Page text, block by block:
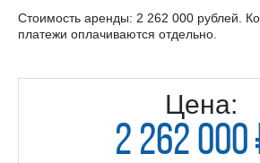
Стоимость аренды: 2 262 000 рублей.
платежи оплачиваются отдельно.
Цена:
2 262 000